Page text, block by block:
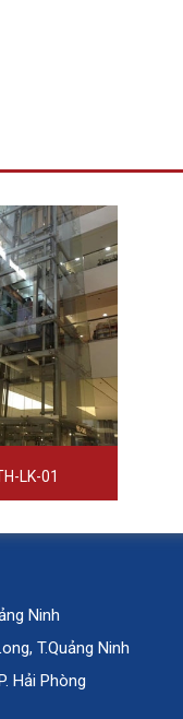
LK-01
Ninh
T.Quảng Ninh
Hải Phòng